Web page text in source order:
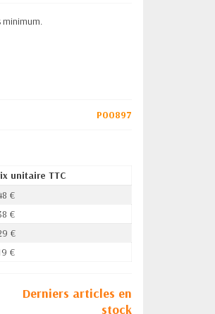
minimum.
P00897
unitaire TTC
€
€
€
€
Derniers articles en
stock